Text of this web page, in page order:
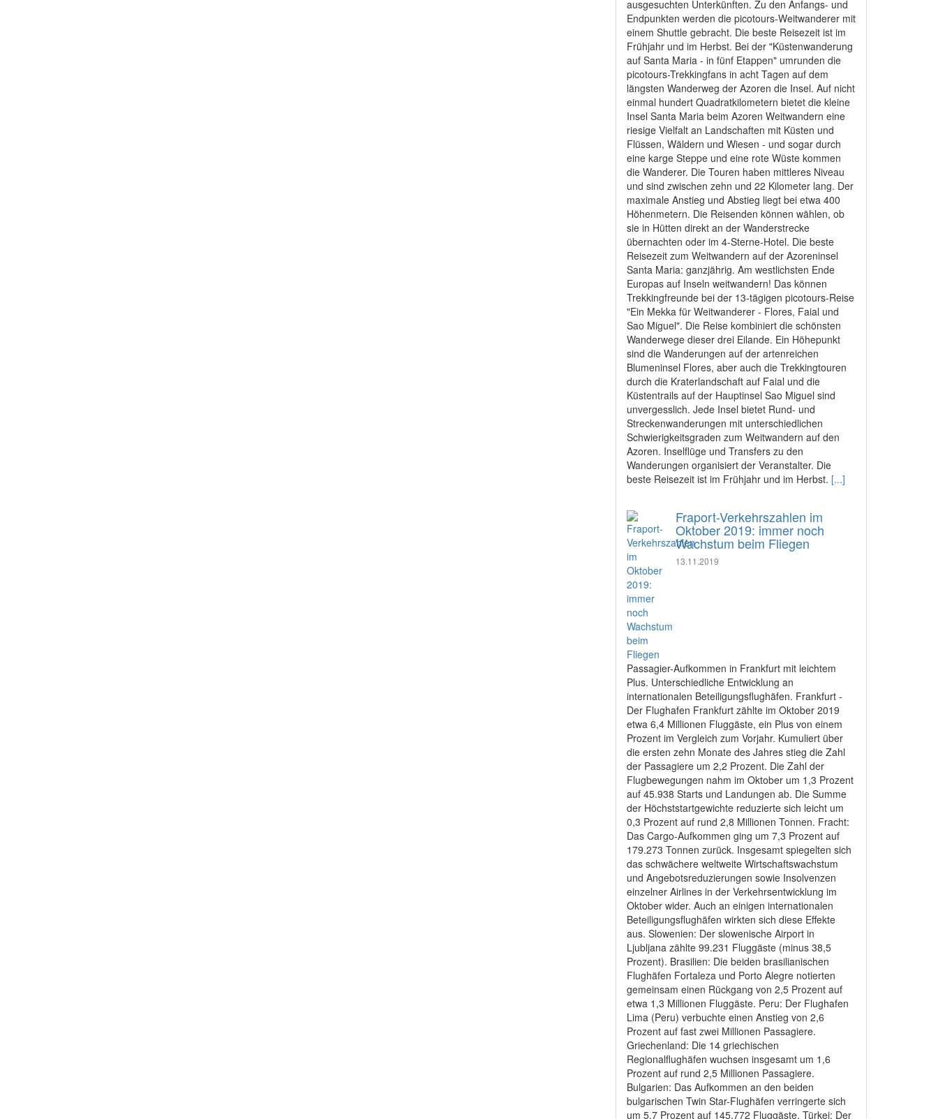
ausgesuchten Unterkünften. Zu den Anfangs- und
Endpunkten werden die picotours-Weitwanderer mit
einem Shuttle gebracht. Die beste Reisezeit ist im
Frühjahr und im Herbst. Bei der "Küstenwanderung
auf Santa Maria - in fünf Etappen" umrunden die
picotours-Trekkingfans in acht Tagen auf dem
längsten Wanderweg der Azoren die Insel. Auf nicht
einmal hundert Quadratkilometern bietet die kleine
Insel Santa Maria beim Azoren Weitwandern eine
riesige Vielfalt an Landschaften mit Küsten und
Flüssen, Wäldern und Wiesen - und sogar durch
eine karge Steppe und eine rote Wüste kommen
die Wanderer. Die Touren haben mittleres Niveau
und sind zwischen zehn und 22 Kilometer lang. Der
maximale Anstieg und Abstieg liegt bei etwa 400
Höhenmetern. Die Reisenden können wählen, ob
sie in Hütten direkt an der Wanderstrecke
übernachten oder im 4-Sterne-Hotel. Die beste
Reisezeit zum Weitwandern auf der Azoreninsel
Santa Maria: ganzjährig. Am westlichsten Ende
Europas auf Inseln weitwandern! Das können
Trekkingfreunde bei der 13-tägigen picotours-Reise
"Ein Mekka für Weitwanderer - Flores, Faial und
Sao Miguel". Die Reise kombiniert die schönsten
Wanderwege dieser drei Eilande. Ein Höhepunkt
sind die Wanderungen auf der artenreichen
Blumeninsel Flores, aber auch die Trekkingtouren
durch die Kraterlandschaft auf Faial und die
Küstentrails auf der Hauptinsel Sao Miguel sind
unvergesslich. Jede Insel bietet Rund- und
Streckenwanderungen mit unterschiedlichen
Schwierigkeitsgraden zum Weitwandern auf den
Azoren. Inselflüge und Transfers zu den
Wanderungen organisiert der Veranstalter. Die
beste Reisezeit ist im Frühjahr und im Herbst. [...]
Fraport-Verkehrszahlen im
Oktober 2019: immer noch
Wachstum beim Fliegen
13.11.2019
Passagier-Aufkommen in Frankfurt mit leichtem
Plus. Unterschiedliche Entwicklung an
internationalen Beteiligungsflughäfen. Frankfurt -
Der Flughafen Frankfurt zählte im Oktober 2019
etwa 6,4 Millionen Fluggäste, ein Plus von einem
Prozent im Vergleich zum Vorjahr. Kumuliert über
die ersten zehn Monate des Jahres stieg die Zahl
der Passagiere um 2,2 Prozent. Die Zahl der
Flugbewegungen nahm im Oktober um 1,3 Prozent
auf 45.938 Starts und Landungen ab. Die Summe
der Höchststartgewichte reduzierte sich leicht um
0,3 Prozent auf rund 2,8 Millionen Tonnen. Fracht:
Das Cargo-Aufkommen ging um 7,3 Prozent auf
179.273 Tonnen zurück. Insgesamt spiegelten sich
das schwächere weltweite Wirtschaftswachstum
und Angebotsreduzierungen sowie Insolvenzen
einzelner Airlines in der Verkehrsentwicklung im
Oktober wider. Auch an einigen internationalen
Beteiligungsflughäfen wirkten sich diese Effekte
aus. Slowenien: Der slowenische Airport in
Ljubljana zählte 99.231 Fluggäste (minus 38,5
Prozent). Brasilien: Die beiden brasilianischen
Flughäfen Fortaleza und Porto Alegre notierten
gemeinsam einen Rückgang von 2,5 Prozent auf
etwa 1,3 Millionen Fluggäste. Peru: Der Flughafen
Lima (Peru) verbuchte einen Anstieg von 2,6
Prozent auf fast zwei Millionen Passagiere.
Griechenland: Die 14 griechischen
Regionalflughäfen wuchsen insgesamt um 1,6
Prozent auf rund 2,5 Millionen Passagiere.
Bulgarien: Das Aufkommen an den beiden
bulgarischen Twin Star-Flughäfen verringerte sich
um 5,7 Prozent auf 145.772 Fluggäste. Türkei: Der